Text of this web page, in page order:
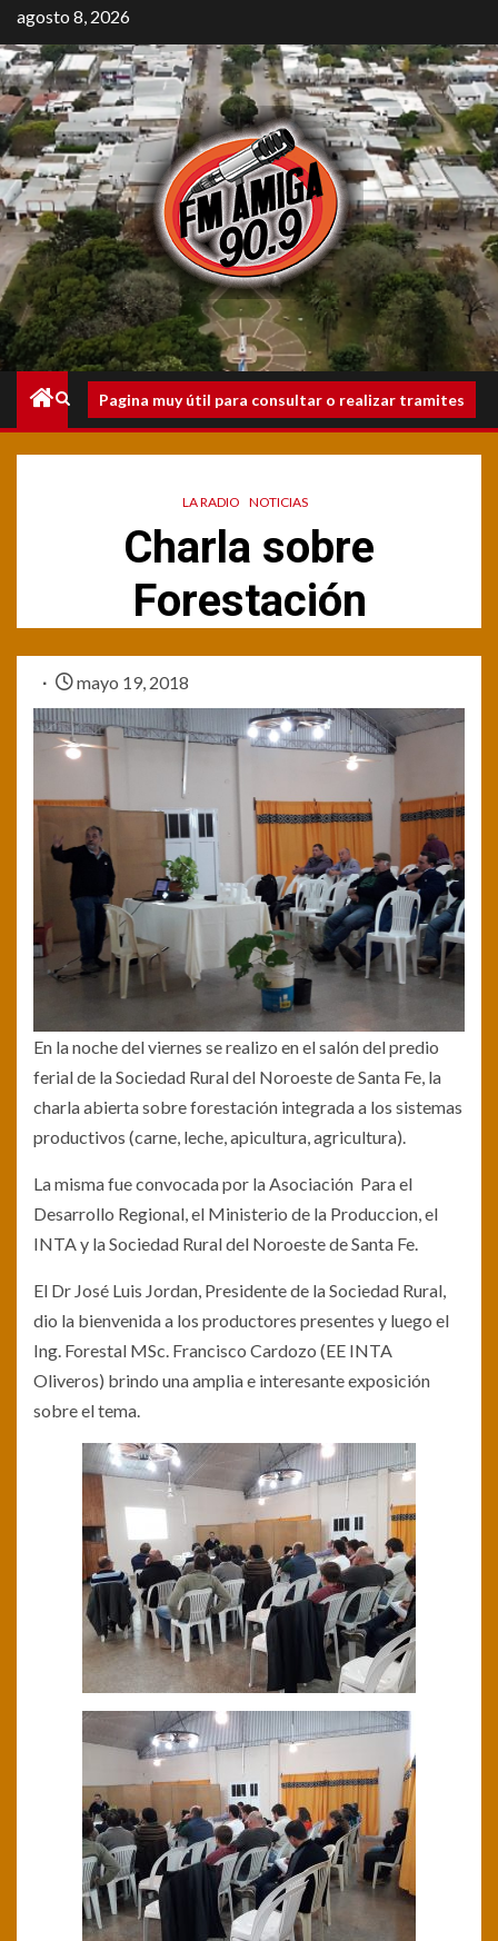
Saltar
al
contenido
agosto 8, 2026
Menú
principal
Pagina muy útil para consultar o realizar tramites
LA RADIO NOTICIAS
Charla sobre
Forestación
mayo 19, 2018
En la noche del viernes se realizo en el salón del predio
ferial de la Sociedad Rural del Noroeste de Santa Fe, la
charla abierta sobre forestación integrada a los sistemas
productivos (carne, leche, apicultura, agricultura).
La misma fue convocada por la Asociación Para el
Desarrollo Regional, el Ministerio de la Produccion, el
INTA y la Sociedad Rural del Noroeste de Santa Fe.
El Dr José Luis Jordan, Presidente de la Sociedad Rural,
dio la bienvenida a los productores presentes y luego el
Ing. Forestal MSc. Francisco Cardozo (EE INTA
Oliveros) brindo una amplia e interesante exposición
sobre el tema.